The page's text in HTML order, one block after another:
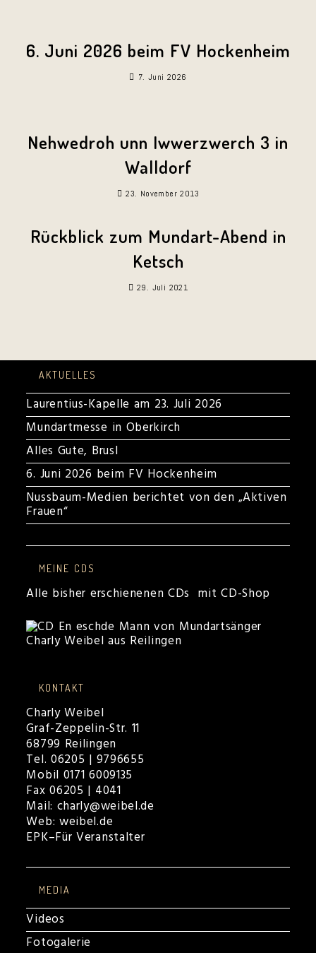
6. Juni 2026 beim FV Hockenheim
7. Juni 2026
Nehwedroh unn Iwwerzwerch 3 in
Walldorf
23. November 2013
Rückblick zum Mundart-Abend in
Ketsch
29. Juli 2021
AKTUELLES
Laurentius-Kapelle am 23. Juli 2026
Mundartmesse in Oberkirch
Alles Gute, Brusl
6. Juni 2026 beim FV Hockenheim
Nussbaum-Medien berichtet von den „Aktiven
Frauen“
MEINE CDS
Alle bisher erschienenen CDs mit CD-Shop
KONTAKT
Charly Weibel
Graf-Zeppelin-Str. 11
68799 Reilingen
Tel. 06205 | 9796655
Mobil 0171 6009135
Fax 06205 | 4041
Mail: charly@weibel.de
Web: weibel.de
EPK–Für Veranstalter
MEDIA
Videos
Fotogalerie